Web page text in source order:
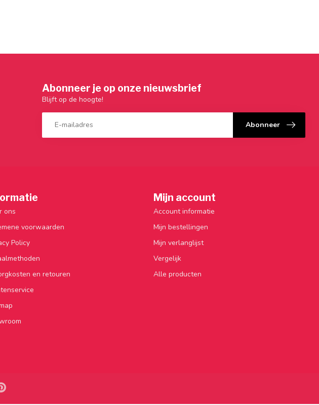
Abonneer je op onze nieuwsbrief
Blijft op de hoogte!
Abonneer
ons
voorwaarden
Policy
en retouren
Mijn account
Account informatie
Mijn bestellingen
Mijn verlanglijst
Vergelijk
Alle producten